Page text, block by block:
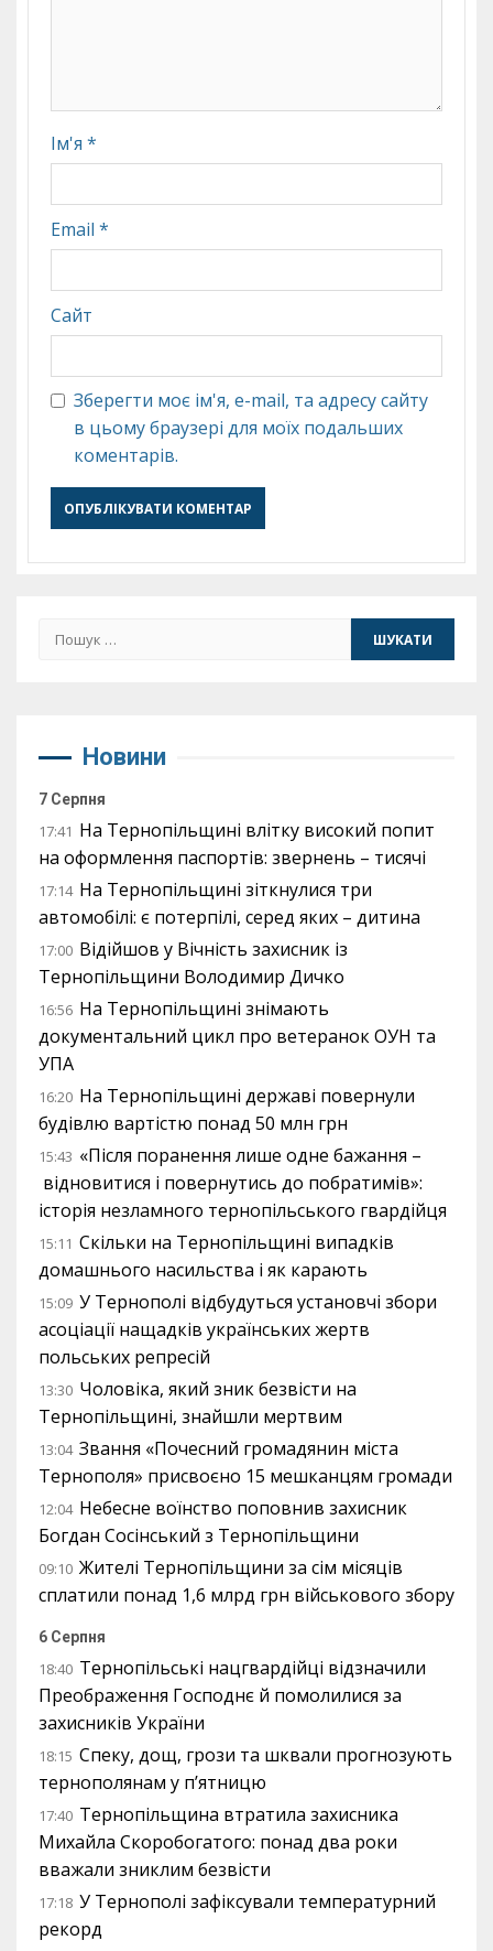
Ім'я *
Email *
Сайт
Зберегти моє ім'я, e-mail, та адресу сайту
в цьому браузері для моїх подальших
коментарів.
Пошук:
Новини
7 Серпня
17:41 На Тернопільщині влітку високий попит
на оформлення паспортів: звернень – тисячі
17:14 На Тернопільщині зіткнулися три
автомобілі: є потерпілі, серед яких – дитина
17:00 Відійшов у Вічність захисник із
Тернопільщини Володимир Дичко
16:56 На Тернопільщині знімають
документальний цикл про ветеранок ОУН та
УПА
16:20 На Тернопільщині державі повернули
будівлю вартістю понад 50 млн грн
15:43 «Після поранення лише одне бажання –
відновитися і повернутись до побратимів»:
історія незламного тернопільського гвардійця
15:11 Скільки на Тернопільщині випадків
домашнього насильства і як карають
15:09 У Тернополі відбудуться установчі збори
асоціації нащадків українських жертв
польських репресій
13:30 Чоловіка, який зник безвісти на
Тернопільщині, знайшли мертвим
13:04 Звання «Почесний громадянин міста
Тернополя» присвоєно 15 мешканцям громади
12:04 Небесне воїнство поповнив захисник
Богдан Сосінський з Тернопільщини
09:10 Жителі Тернопільщини за сім місяців
сплатили понад 1,6 млрд грн військового збору
6 Серпня
18:40 Тернопільські нацгвардійці відзначили
Преображення Господнє й помолилися за
захисників України
18:15 Спеку, дощ, грози та шквали прогнозують
тернополянам у п’ятницю
17:40 Тернопільщина втратила захисника
Михайла Скоробогатого: понад два роки
вважали зниклим безвісти
17:18 У Тернополі зафіксували температурний
рекорд